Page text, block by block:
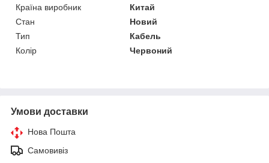
Країна виробник
Китай
Стан
Новий
Тип
Кабель
Колір
Червоний
Умови доставки
Нова Пошта
Самовивіз